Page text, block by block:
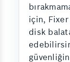
için,
disk